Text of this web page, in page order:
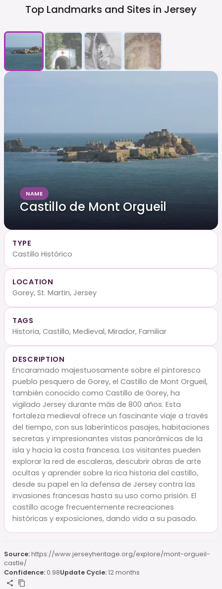
Top Landmarks and Sites in Jersey
NAME
Castillo de Mont Orgueil
TYPE
Castillo Histórico
LOCATION
Gorey, St. Martin, Jersey
TAGS
Historia, Castillo, Medieval, Mirador, Familiar
DESCRIPTION
Encaramado majestuosamente sobre el pintoresco
pueblo pesquero de Gorey, el Castillo de Mont Orgueil,
también conocido como Castillo de Gorey, ha
vigilado Jersey durante más de 800 años. Esta
fortaleza medieval ofrece un fascinante viaje a través
del tiempo, con sus laberínticos pasajes, habitaciones
secretas y impresionantes vistas panorámicas de la
isla y hacia la costa francesa. Los visitantes pueden
explorar la red de escaleras, descubrir obras de arte
ocultas y aprender sobre la rica historia del castillo,
desde su papel en la defensa de Jersey contra las
invasiones francesas hasta su uso como prisión. El
castillo acoge frecuentemente recreaciones
históricas y exposiciones, dando vida a su pasado.
Source:https://www.jerseyheritage.org/explore/mont-orgueil-
castle/
Confidence:0.98Update Cycle:12 months